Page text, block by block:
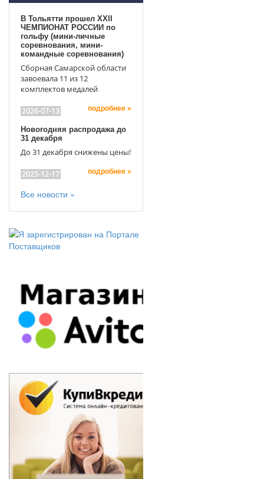
В Тольятти прошел XXII
ЧЕМПИОНАТ РОССИИ по
гольфу (мини-личные
соревнования, мини-
командные соревнования)
Сборная Самарской области
завоевала 11 из 12
комплектов медалей
2026-07-13 подробнее »
Новогодняя распродажа до
31 декабря
До 31 декабря снижены цены!
2025-12-17 подробнее »
Все новости »